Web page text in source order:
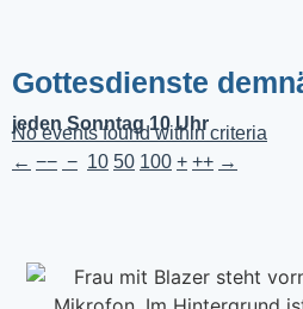
Gottesdienste
jeden Sonntag 10 Uhr
No events found within criteria
← −− − 10 50 100 + ++ →